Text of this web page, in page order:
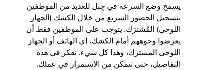
يسمح وضع السرعة في جِبل للعديد من الموظفين
بتسجيل الحضور السريع من خلال الكشك (الجهاز
اللوحي) المُشترَك. يتوجب على الموظفين فقط أن
يعرضوا وجوههم أمام الكشك، أي الهاتف أو الجهاز
اللوحي المشترك، وهذا كل شيء. نفكر في هذه
التفاصيل، حتى تتمكن من الاستمرار في عملك.